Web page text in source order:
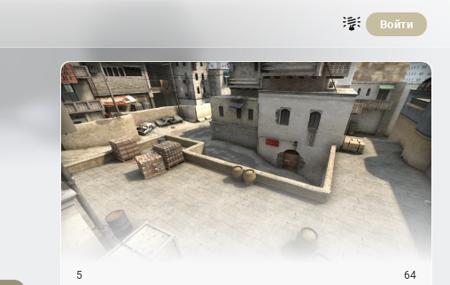
Войти
5 64